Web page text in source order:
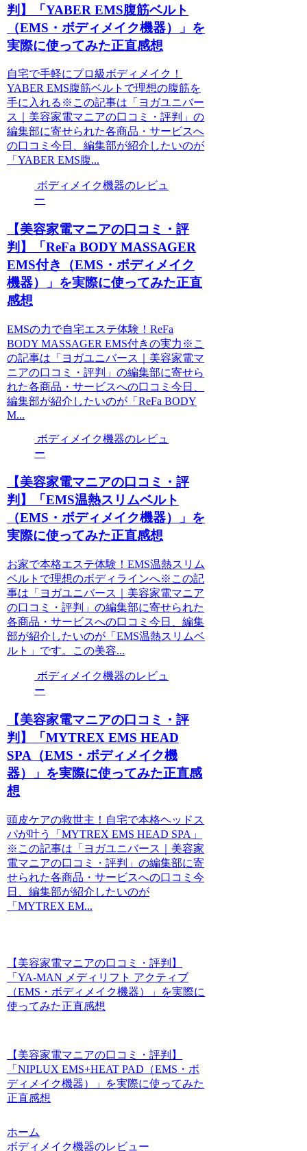
判】「YABER EMS腹筋ベルト
（EMS・ボディメイク機器）」を
実際に使ってみた正直感想
自宅で手軽にプロ級ボディメイク！
YABER EMS腹筋ベルトで理想の腹筋を
手に入れる※この記事は「ヨガユニバー
ス｜美容家電マニアの口コミ・評判」の
編集部に寄せられた各商品・サービスへ
の口コミ今日、編集部が紹介したいのが
「YABER EMS腹...
ボディメイク機器のレビュ
ー
【美容家電マニアの口コミ・評
判】「ReFa BODY MASSAGER
EMS付き（EMS・ボディメイク
機器）」を実際に使ってみた正直
感想
EMSの力で自宅エステ体験！ReFa
BODY MASSAGER EMS付きの実力※こ
の記事は「ヨガユニバース｜美容家電マ
ニアの口コミ・評判」の編集部に寄せら
れた各商品・サービスへの口コミ今日、
編集部が紹介したいのが「ReFa BODY
M...
ボディメイク機器のレビュ
ー
【美容家電マニアの口コミ・評
判】「EMS温熱スリムベルト
（EMS・ボディメイク機器）」を
実際に使ってみた正直感想
お家で本格エステ体験！EMS温熱スリム
ベルトで理想のボディラインへ※この記
事は「ヨガユニバース｜美容家電マニア
の口コミ・評判」の編集部に寄せられた
各商品・サービスへの口コミ今日、編集
部が紹介したいのが「EMS温熱スリムベ
ルト」です。この美容...
ボディメイク機器のレビュ
ー
【美容家電マニアの口コミ・評
判】「MYTREX EMS HEAD
SPA（EMS・ボディメイク機
器）」を実際に使ってみた正直感
想
頭皮ケアの救世主！自宅で本格ヘッドス
パが叶う「MYTREX EMS HEAD SPA」
※この記事は「ヨガユニバース｜美容家
電マニアの口コミ・評判」の編集部に寄
せられた各商品・サービスへの口コミ今
日、編集部が紹介したいのが
「MYTREX EM...
【美容家電マニアの口コミ・評判】
「YA-MAN メディリフト アクティブ
（EMS・ボディメイク機器）」を実際に
使ってみた正直感想
【美容家電マニアの口コミ・評判】
「NIPLUX EMS+HEAT PAD（EMS・ボ
ディメイク機器）」を実際に使ってみた
正直感想
ホーム
ボディメイク機器のレビュー